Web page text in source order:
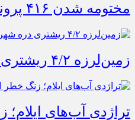
مختومه شدن ۴۱۶ پرونده در هیئت‌های صلح ایلام
زمین‌لرزه ۴/۲ ریشتری دره شهر را لرزاند
تراژدی آب‌های